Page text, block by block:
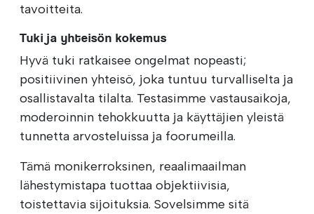
tavoitteita.
Tuki ja yhteisön kokemus
Hyvä tuki ratkaisee ongelmat nopeasti;
positiivinen yhteisö, joka tuntuu turvalliselta ja
osallistavalta tilalta. Testasimme vastausaikoja,
moderoinnin tehokkuutta ja käyttäjien yleistä
tunnetta arvosteluissa ja foorumeilla.
Tämä monikerroksinen, reaalimaailman
lähestymistapa tuottaa objektiivisia,
toistettavia sijoituksia. Sovelsimme sitä